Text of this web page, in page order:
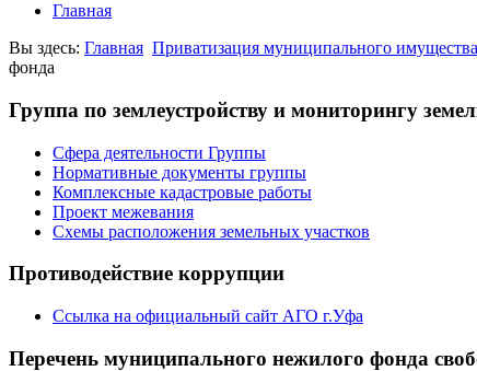
Главная
Вы здесь: Главная Приватизация муниципального
фонда
Группа по землеустройству и мониторингу
Сфера деятельности Группы
Нормативные документы группы
Комплексные кадастровые работы
Проект межевания
Схемы расположения земельных участков
Противодействие коррупции
Ссылка на официальный сайт АГО г.Уфа
Перечень муниципального нежилого фонда